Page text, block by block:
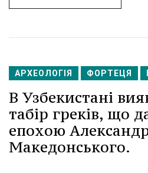
АРХЕОЛОГІЯ ФОРТЕЦЯ
В Узбекистані
табір греків, що
епохою
Македонського.